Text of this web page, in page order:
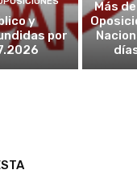
y
por
Más